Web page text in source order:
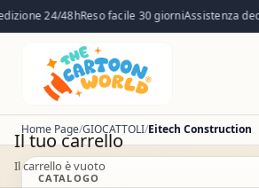
24/48hReso facile 30 giorniAssistenza
Il tuo carrello
Il carrello è vuoto
Home Page GIOCATTOLI Eitech Construction
CATALOGO